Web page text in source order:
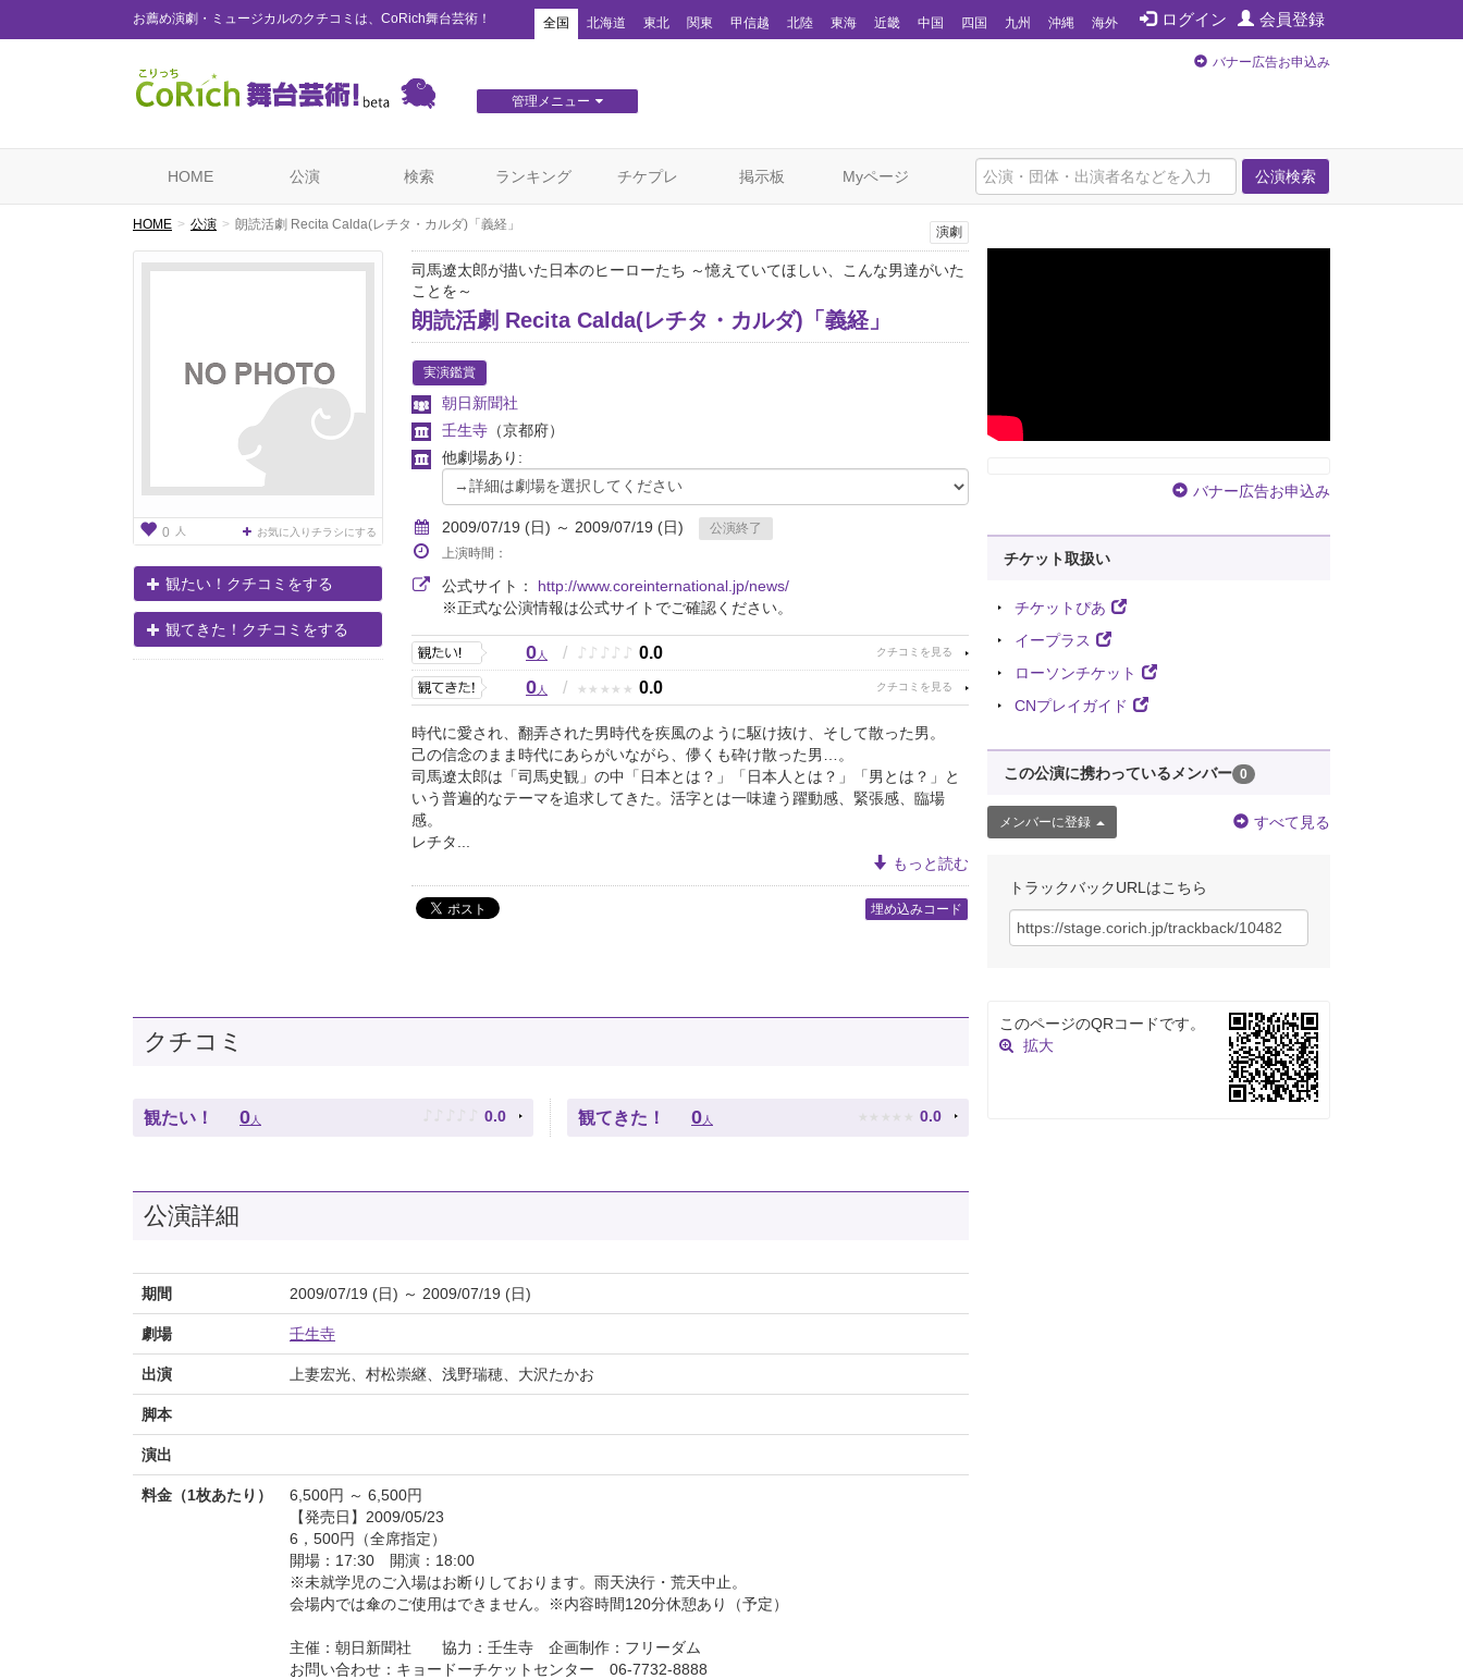
お薦め演劇・ミュージカルのクチコミは、CoRich舞台芸術！ ログイン 会員登録
全国 北海道 東北 関東 甲信越 北陸 東海 近畿 中国 四国 九州 沖縄 海外
管理メニュー
バナー広告お申込み
公演検索
HOME 公演 検索 ランキング チケプレ 掲示板 Myページ
HOME 公演 朗読活劇 Recita Calda(レチタ・カルダ)「義経」
0 人 お気に入りチラシにする
観たい！クチコミをする
観てきた！クチコミをする
演劇
司馬遼太郎が描いた日本のヒーローたち ～憶えていてほしい、こんな男達がいた
ことを～
朗読活劇 Recita Calda(レチタ・カルダ)「義経」
実演鑑賞
朝日新聞社
壬生寺 （京都府）
他劇場あり:
2009/07/19 (日) ～ 2009/07/19 (日)
公演終了
上演時間：
公式サイト： http://www.coreinternational.jp/news/
※正式な公演情報は公式サイトでご確認ください。
0人 / ♪ ♪ ♪ ♪ ♪ 0.0
0人 / ★ ★ ★ ★ ★ 0.0
時代に愛され、翻弄された男時代を疾風のように駆け抜け、そして散った男。
己の信念のまま時代にあらがいながら、儚くも砕け散った男…。
司馬遼太郎は「司馬史観」の中「日本とは？」「日本人とは？」「男とは？」と
いう普遍的なテーマを追求してきた。活字とは一味違う躍動感、緊張感、臨場
感。
レチタ...
もっと読む
埋め込みコード
クチコミ
観たい！ 0 人 ♪ ♪ ♪ ♪ ♪ 0.0 観てきた！ 0 人 ★ ★ ★ ★ ★ 0.0
公演詳細
期間 2009/07/19 (日) ～ 2009/07/19 (日)
劇場 壬生寺
出演 上妻宏光、村松崇継、浅野瑞穂、大沢たかお
脚本
演出
料金（1枚あたり）
6,500円 ～ 6,500円
【発売日】2009/05/23
6，500円（全席指定）
開場：17:30 開演：18:00
※未就学児のご入場はお断りしております。雨天決行・荒天中止。
会場内では傘のご使用はできません。※内容時間120分休憩あり（予定）
主催：朝日新聞社 協力：壬生寺 企画制作：フリーダム
お問い合わせ：キョードーチケットセンター 06-7732-8888
バナー広告お申込み
チケット取扱い
チケットぴあ
イープラス
ローソンチケット
CNプレイガイド
この公演に携わっているメンバー 0
メンバーに登録 すべて見る
トラックバックURLはこちら
このページのQRコードです。
拡大